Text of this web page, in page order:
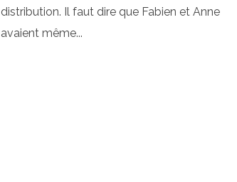
distribution. Il faut dire que Fabien et Anne
avaient même...